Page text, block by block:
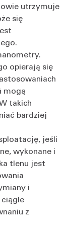
utrzymuje
się
opierają się
mogą
takich
bardziej
jeśli
wykonane i
tlenu jest
i
z